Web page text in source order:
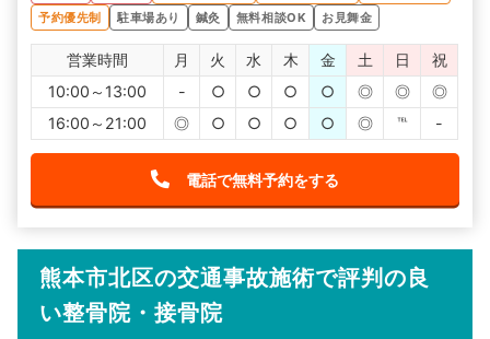
予約優先制
駐車場あり 鍼灸 無料相談OK お見舞金
営業時間 月 火 水 木 金 土 日
祝
10:00～13:00
- ○ ○ ○ ○ ◎ ◎
◎
16:00～21:00
◎ ○ ○ ○ ○ ◎ ℡ -
電話で無料予約をする
熊本市北区の交通事故施術で評判の良
い整骨院・接骨院